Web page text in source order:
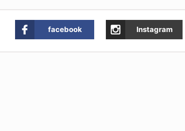
facebook Instagram